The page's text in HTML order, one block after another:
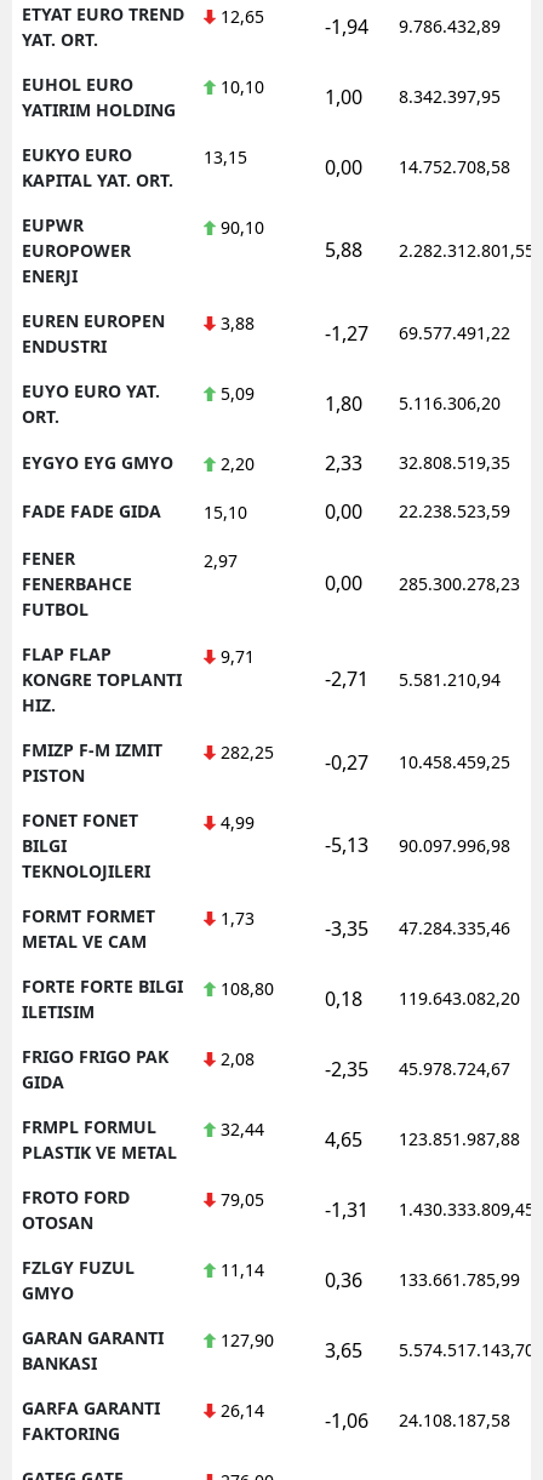
ETYAT EURO TREND
YAT. ORT.
12,65 -1,94 9.786.432,89
EUHOL EURO
YATIRIM HOLDING
10,10 1,00 8.342.397,95
EUKYO EURO
KAPITAL YAT. ORT.
13,15 0,00 14.752.708,58
EUPWR
EUROPOWER
ENERJI
90,10
5,88 2.282.312.801,55
EUREN EUROPEN
ENDUSTRI
3,88 -1,27 69.577.491,22
EUYO EURO YAT.
ORT.
5,09 1,80 5.116.306,20
EYGYO EYG GMYO 2,20 2,33 32.808.519,35
FADE FADE GIDA 15,10 0,00 22.238.523,59
FENER
FENERBAHCE
FUTBOL
2,97
0,00 285.300.278,23
FLAP FLAP
KONGRE TOPLANTI
HIZ.
9,71
-2,71 5.581.210,94
FMIZP F-M IZMIT
PISTON
282,25 -0,27 10.458.459,25
FONET FONET
BILGI
TEKNOLOJILERI
4,99
-5,13 90.097.996,98
FORMT FORMET
METAL VE CAM
1,73 -3,35 47.284.335,46
FORTE FORTE BILGI
ILETISIM
108,80 0,18 119.643.082,20
FRIGO FRIGO PAK
GIDA
2,08 -2,35 45.978.724,67
FRMPL FORMUL
PLASTIK VE METAL
32,44 4,65 123.851.987,88
FROTO FORD
OTOSAN
79,05 -1,31 1.430.333.809,45
FZLGY FUZUL
GMYO
11,14 0,36 133.661.785,99
GARAN GARANTI
BANKASI
127,90 3,65 5.574.517.143,70
GARFA GARANTI
FAKTORING
26,14 -1,06 24.108.187,58